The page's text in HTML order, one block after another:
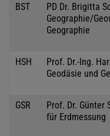
BST
PD Dr. Brigitta
Geographie/
Geographie
HSH
Prof. Dr.-Ing.
Geodäsie und
GSR
Prof. Dr. Günter
für Erdmessung